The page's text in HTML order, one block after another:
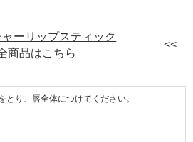
ーリップスティック
商品はこちら
とり、唇全体につけてください。